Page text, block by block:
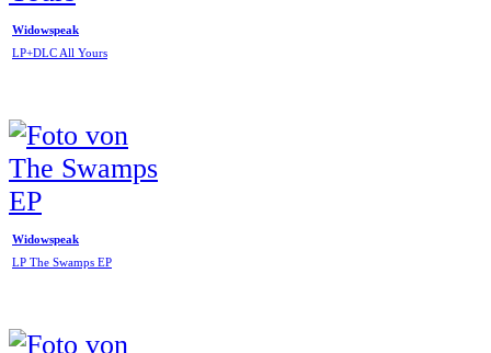
Widowspeak
LP+DLC All Yours
Widowspeak
LP The Swamps EP